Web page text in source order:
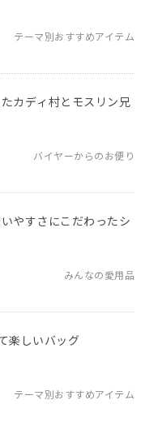
テーマ別おすすめアイテム
カディ村とモスリン兄
バイヤーからのお便り
やすさにこだわったシ
みんなの愛用品
楽しいバッグ
テーマ別おすすめアイテム